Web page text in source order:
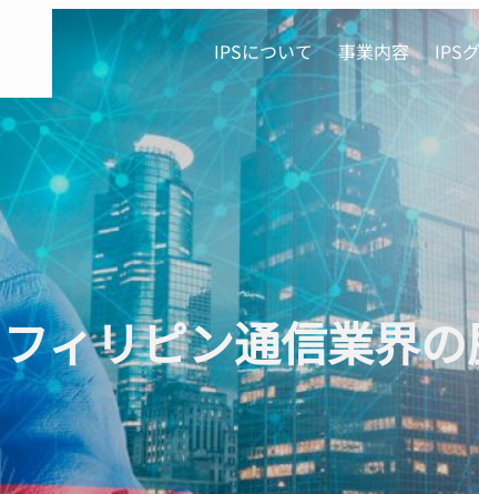
IPSについて 事業内容 IPS
フィリピン通信業界